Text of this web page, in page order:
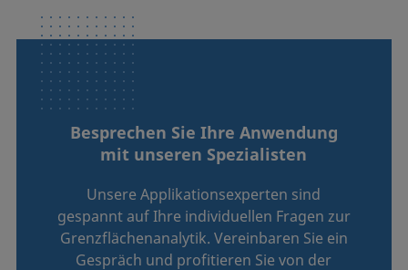
Besprechen Sie Ihre Anwendung
mit unseren Spezialisten
Unsere Applikationsexperten sind
gespannt auf Ihre individuellen Fragen zur
Grenzflächenanalytik. Vereinbaren Sie ein
Gespräch und profitieren Sie von der